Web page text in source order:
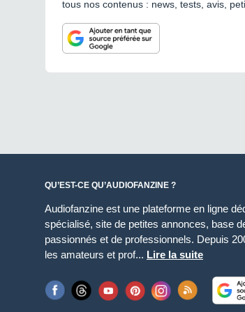
tous nos contenus : news, tests, avis,
QU’EST-CE QU’AUDIOFANZINE ?
Audiofanzine est une plateforme en ligne
spécialisé, site de petites annonces, base
passionnés et de professionnels. Depuis
les amateurs et prof... Lire la suite